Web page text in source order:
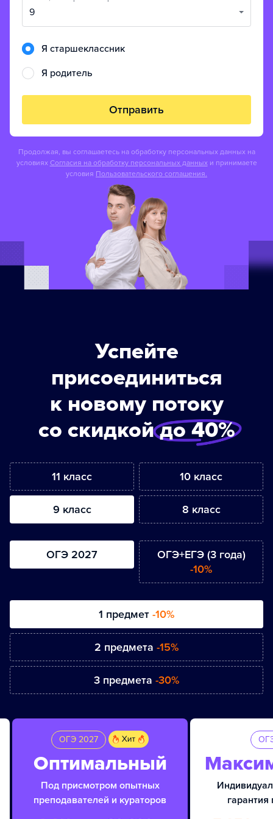
9
Я старшеклассник
Я родитель
Отправить
Продолжая, вы соглашаетесь на обработку персональных данных на
условиях Согласия на обработку персональных данных и принимаете
условия Пользовательского соглашения.
Успейте
присоединиться
к новому потоку
со скидкойдо 40%
11 класс 10 класс
9 класс 8 класс
ОГЭ 2027
ОГЭ+ЕГЭ (3 года)
-10%
1 предмет -10%
2 предмета -15%
3 предмета -30%
ОГЭ 2027
Оптимальный
Под присмотром опытных
преподавателей и кураторов
гарантия